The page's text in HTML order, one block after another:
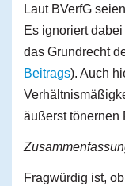
Laut BVerfG
Es ignoriert
das Grundrecht
Beitrags). Auch
äußerst tönernen
Fragwürdig ist,